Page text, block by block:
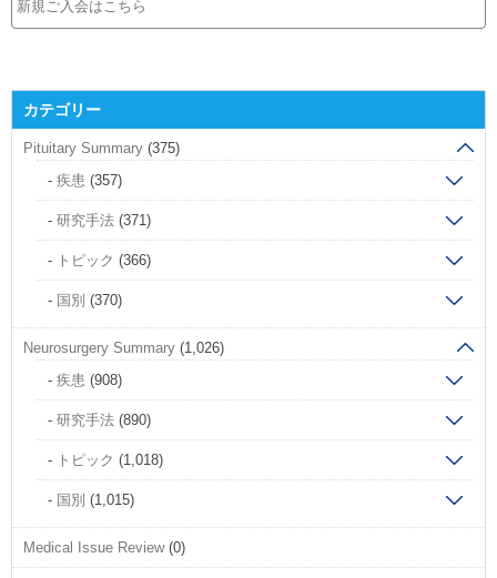
新規ご入会はこちら
カテゴリー
Pituitary Summary (375)
疾患 (357)
研究手法 (371)
トピック (366)
国別 (370)
Neurosurgery Summary (1,026)
疾患 (908)
研究手法 (890)
トピック (1,018)
国別 (1,015)
Medical Issue Review(0)